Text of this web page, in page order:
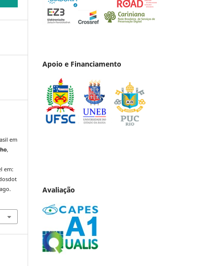
em
,
em:
Apoio e Financiamento
Avaliação